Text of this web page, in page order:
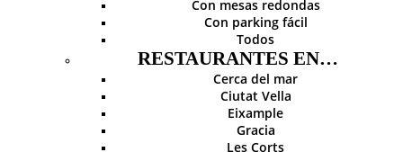
Con mesas redondas
Con parking fácil
Todos
RESTAURANTES EN…
Cerca del mar
Ciutat Vella
Eixample
Gracia
Les Corts